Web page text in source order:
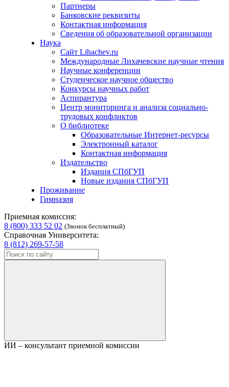
Партнеры
Банковские реквизиты
Контактная информация
Сведения об образовательной организации
Наука
Сайт Lihachev.ru
Международные Лихачевские научные чтения
Научные конференции
Студенческое научное общество
Конкурсы научных работ
Аспирантура
Центр мониторинга и анализа социально-
трудовых конфликтов
О библиотеке
Образовательные Интернет-ресурсы
Электронный каталог
Контактная информация
Издательство
Издания СПбГУП
Новые издания СПбГУП
Проживание
Гимназия
Приемная комиссия:
8 (800) 333 52 02 (Звонок бесплатный)
Справочная Университета:
8 (812) 269-57-58
ИИ – консультант приемной комиссии